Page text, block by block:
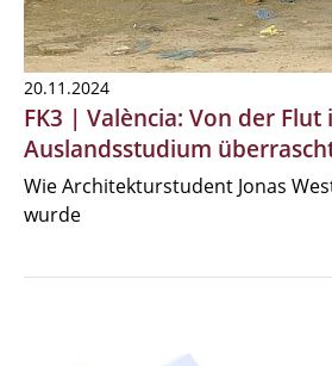
20.11.2024
FK3 | València: Von der Flut
Auslandsstudium
Wie Architekturstudent Jonas
wurde